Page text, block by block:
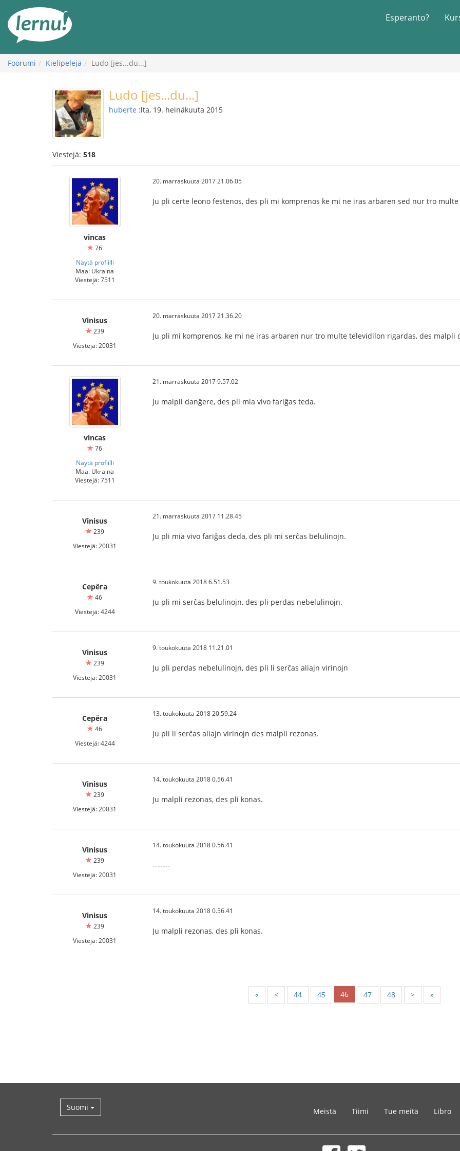
sisältöön
Esperanto?
Foorumi Kielipelejä Ludo [jes...du...]
Ludo [jes...du...]
huberte :lta, 19. heinäkuuta 2015
Viestejä: 518
vincas
76
Näytä profiilli
Maa: Ukraina
Viestejä: 7511
20. marraskuuta 2017 21.06.05
Ju pli certe leono festenos, des pli mi komprenos ke mi ne iras arbaren sed nur tro
Vinisus
239
Viestejä: 20031
20. marraskuuta 2017 21.36.20
Ju pli mi komprenos, ke mi ne iras arbaren nur tro multe televidilon rigardas, des malpli
vincas
76
Näytä profiilli
Maa: Ukraina
Viestejä: 7511
21. marraskuuta 2017 9.57.02
Ju malpli danĝere, des pli mia vivo fariĝas teda.
Vinisus
239
Viestejä: 20031
21. marraskuuta 2017 11.28.45
Ju pli mia vivo fariĝas deda, des pli mi serĉas belulinojn.
Серёга
46
Viestejä: 4244
9. toukokuuta 2018 6.51.53
Ju pli mi serĉas belulinojn, des pli perdas nebelulinojn.
Vinisus
239
Viestejä: 20031
9. toukokuuta 2018 11.21.01
Ju pli perdas nebelulinojn, des pli li serĉas aliajn virinojn
Серёга
46
Viestejä: 4244
13. toukokuuta 2018 20.59.24
Ju pli li serĉas aliajn virinojn des malpli rezonas.
Vinisus
239
Viestejä: 20031
14. toukokuuta 2018 0.56.41
Ju malpli rezonas, des pli konas.
Vinisus
239
Viestejä: 20031
14. toukokuuta 2018 0.56.41
-------
Vinisus
239
Viestejä: 20031
14. toukokuuta 2018 0.56.41
Ju malpli rezonas, des pli konas.
« < 44 45 46 47 48 > »
Suomi Meistä Tiimi Tue meitä Libro